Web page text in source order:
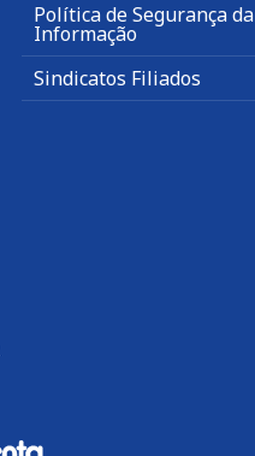
Política de Segurança da
Informação
Sindicatos Filiados